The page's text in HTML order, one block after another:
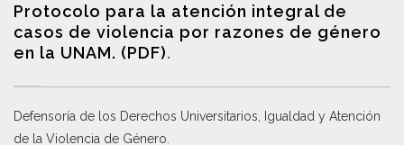
Protocolo para la atención integral de
casos de violencia por razones de género
en la UNAM. (PDF).
Defensoría de los Derechos Universitarios, Igualdad y Atención
de la Violencia de Género